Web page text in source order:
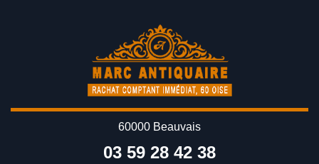
60000 Beauvais
03 59 28 42 38